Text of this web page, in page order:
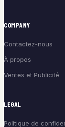
COMPANY
Contactez-nous
À propos
Ventes et Publicité
LEGAL
Politique de